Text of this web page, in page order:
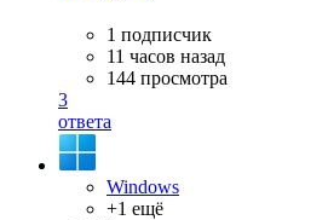
1 подписчик
11 часов назад
144 просмотра
3
ответа
Windows
+1 ещё